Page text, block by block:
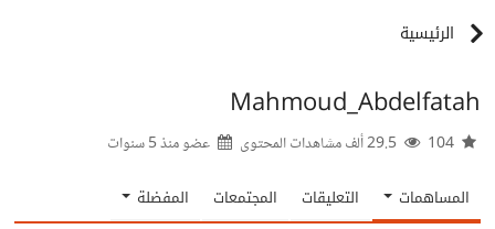
الرئيسية
Mahmoud_Abdelfatah
عضو منذ5 سنوات
المساهمات التعليقات المجتمعات المفضلة